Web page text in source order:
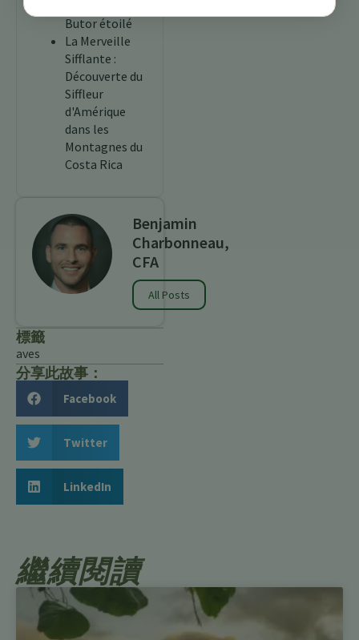
Butor étoilé
La Merveille
Sifflante :
Découverte du
Siffleur
d'Amérique
dans les
Montagnes du
Costa Rica
Benjamin
Charbonneau,
CFA
All Posts
標籤
aves
分享此故事：
Facebook
Twitter
LinkedIn
繼續閱讀